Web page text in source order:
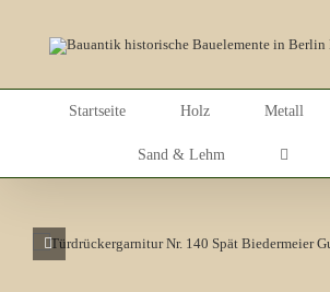
Startseite Holz Metall
Sand & Lehm